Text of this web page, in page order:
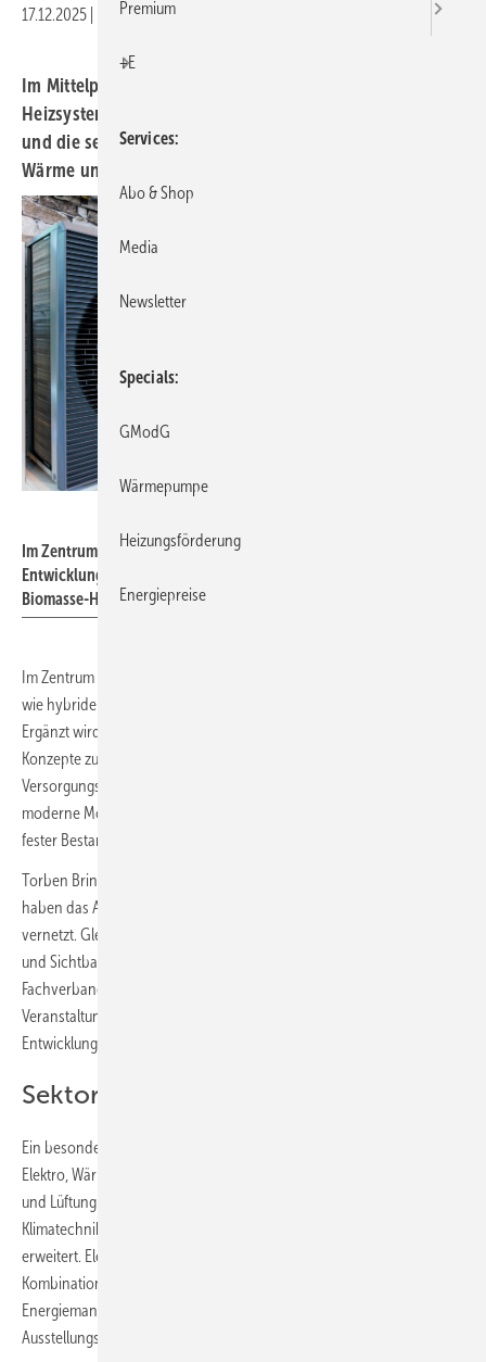
17.12.2025 Druckvorschau
Im Mittelpunkt der SHK+E Essen stehen hybride
Heizsysteme, Wärmepumpen, smarte Sanitärlösungen
und die sektorübergreifende Verknüpfung von Elektro,
Wärme und Mobilität.
Im Zentrum der Fachmesse stehen zukunftsweisende
Entwicklungen wie hybride Heizsysteme, Wärmepumpen und
Biomasse-Heizungen.
Im Zentrum der Fachmesse stehen zukunftsweisende Entwicklungen
wie hybride Heizsysteme, Wärmepumpen und Biomasse-Heizungen.
Ergänzt wird dies durch smarte Sanitärlösungen sowie übergreifende
Konzepte zur Steigerung der Energieeffizienz und Sicherstellung der
Versorgungssicherheit. Auch Klima- und Lüftungstechnologien,
moderne Montagetechniken und digitale Tools für das Handwerk sind
fester Bestandteil des Angebots.
Torben Brinkmann, Projektleiter der SHK+E Essen, hebt hervor: „Wir
haben das Angebot der SHK+E Essen weiterentwickelt und besser
vernetzt. Gleichzeitig erhält der Sanitärbereich wieder mehr Raum
und Sichtbarkeit.“ Ulrich Grommes, Landesinnungsmeister des
Fachverbands SHK NRW, unterstreicht die Bedeutung der
Veranstaltung als „unverzichtbare Plattform, um sich zu neuesten
Entwicklungen auf dem Laufenden zu halten.“
Sektorenkopplung praxisnah erleben
Ein besonderer Fokus liegt auf der intelligenten Verknüpfung von
Elektro, Wärme und Mobilität. Die Ausstellungsbereiche für Heizung
und Lüftung sind vollständig abgedeckt und werden durch
Klimatechnik, regenerative Energiesysteme und Gebäudeleittechnik
erweitert. Elektrische Heizsysteme, Wärmepumpen und deren
Kombination mit Photovoltaik, Batteriespeichern,
Energiemanagement-Systemen und Wallboxen erhalten zusätzliche
Ausstellungsfläche.
Premium
+E
Services
Abo & Shop
Media
Newsletter
Specials
GModG
Wärmepumpe
Heizungsförderung
Energiepreise